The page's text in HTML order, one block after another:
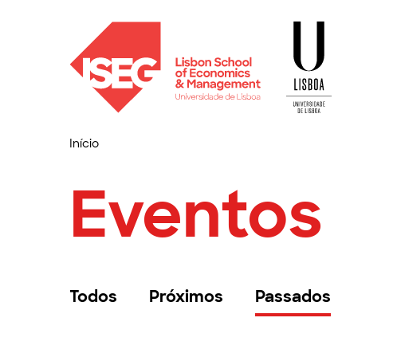
Início
Eventos
Todos Próximos Passados